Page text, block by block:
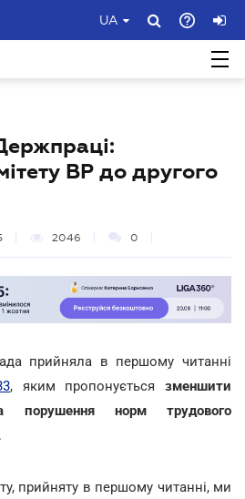
UA
ВР до другого
2046 0
прийняла в першому читанні
, яким пропонується зменшити
порушення норм трудового
прийняту в першому читанні, ми